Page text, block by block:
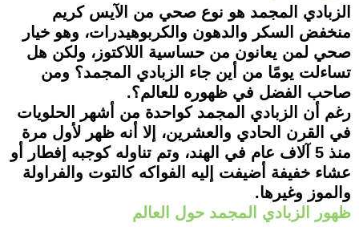
الزبادي المجمد هو نوع صحي من الآيس كريم
منخفض السكر والدهون والكربوهيدرات، وهو خيار
صحي لمن يعانون من حساسية اللاكتوز، ولكن هل
تساءلت يومًا من أين جاء الزبادي المجمد؟ ومن
صاحب الفضل في ظهوره للعالم؟.
رغم أن الزبادي المجمد كواحدة من أشهر الحلويات
في القرن الحادي والعشرين، إلا أنه ظهر لأول مرة
منذ 5 آلاف عام في الهند، وتم تناوله كوجبه إفطار أو
عشاء خفيفة أضيفت إليه الفواكه كالتوت والفراولة
والموز وغيرها.
ظهور الزبادي المجمد حول العالم